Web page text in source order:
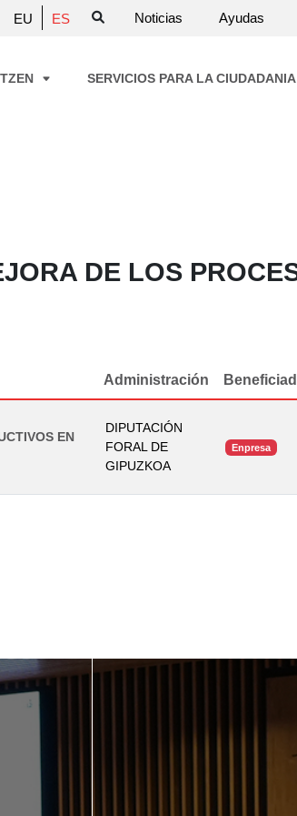
EU ES Noticias Ayudas
SERVICIOS PARA LA CIUDADANIA
DE LOS
Administración
EN
DIPUTACIÓN
FORAL DE
GIPUZKOA
Enpresa